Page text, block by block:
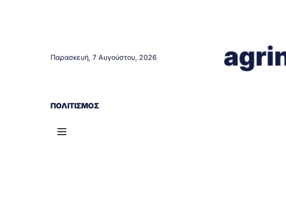
Παρασκευή, 7 Αυγούστου, 2026
ΠΟΛΙΤΙΣΜΌΣ